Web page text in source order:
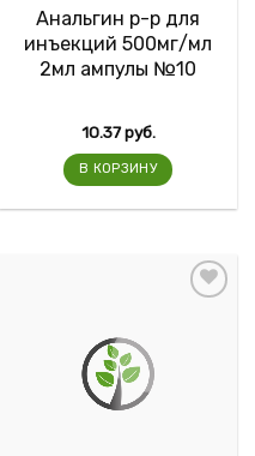
Анальгин р-р для
инъекций 500мг/мл
2мл ампулы №10
10.37руб.
В КОРЗИНУ